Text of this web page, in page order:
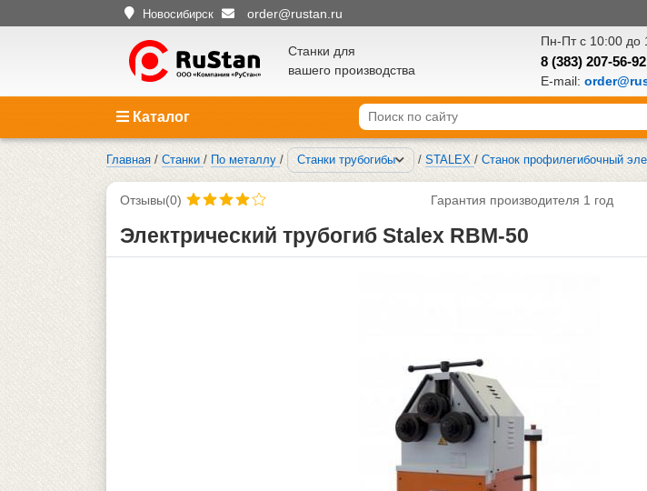
Новосибирск order@rustan.ru
Станки для
вашего производства
Пн-Пт с 10:00 до
8 (383) 207-56-92
E-mail:
Каталог
Главная / Станки / По металлу / Станки трубогибы / STALEX / Станок профилегибочный
Отзывы(0) Гарантия производителя 1 год
Электрический трубогиб Stalex RBM-50